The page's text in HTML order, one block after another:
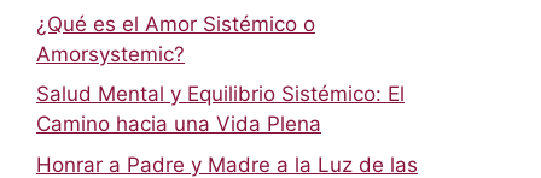
¿Qué es el Amor Sistémico o
Amorsystemic?
Salud Mental y Equilibrio Sistémico: El
Camino hacia una Vida Plena
Honrar a Padre y Madre a la Luz de las